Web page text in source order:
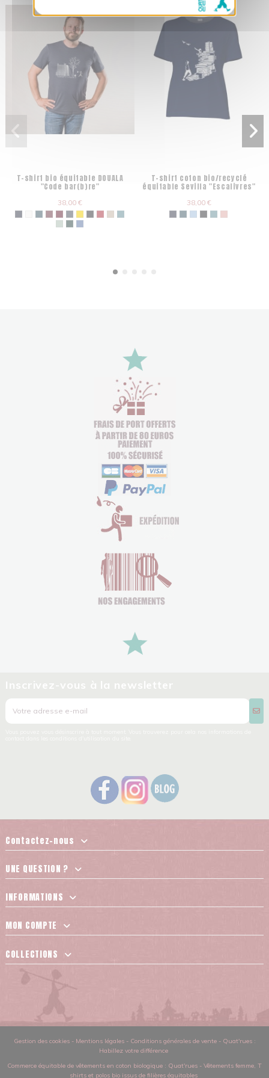
T-shirt bio équitable DOUALA
"Code bar(b)re"
38,00 €
T-shirt coton bio/recyclé
équitable Sevilla "Escalivres"
38,00 €
Contactez-nous
UNE QUESTION ?
INFORMATIONS
MON COMPTE
COLLECTIONS
Gestion des cookies- Mentions légales- Conditions générales de vente- Quat'rues :
Habillez votre différence
Commerce équitable de vêtements en coton biologique : Quat'rues - Vêtements femme, T
shirts et polos bio issus de filières équitables